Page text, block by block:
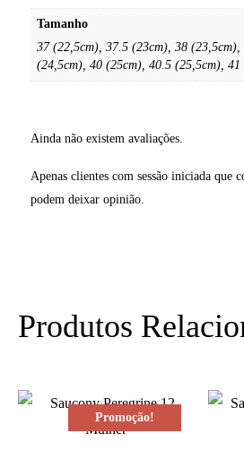
Tamanho
37 (22,5cm), 37.5 (23cm), 38
(24,5cm), 40 (25cm), 40.5 (25,5cm), 41
Ainda não existem avaliações.
Apenas clientes com sessão iniciada que
podem deixar opinião.
Produtos
Promoção!